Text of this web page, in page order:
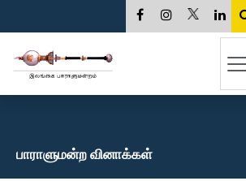
பாராளுமன்ற வினாக்கள்